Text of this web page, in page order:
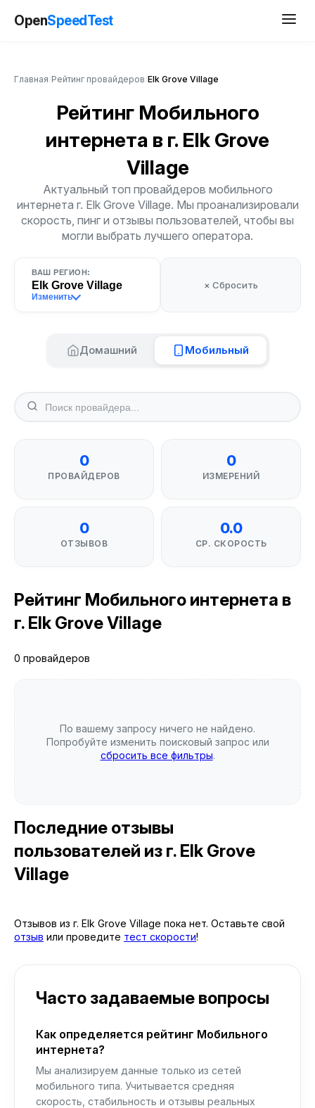
OpenSpeedTest
Главная Рейтинг провайдеров Elk Grove Village
Рейтинг Мобильного
интернета в г. Elk Grove
Village
Актуальный топ провайдеров мобильного
интернета г. Elk Grove Village. Мы проанализировали
скорость, пинг и отзывы пользователей, чтобы вы
могли выбрать лучшего оператора.
ВАШ РЕГИОН:
Elk Grove Village
Изменить
× Сбросить
Домашний Мобильный
0
ПРОВАЙДЕРОВ
0
ИЗМЕРЕНИЙ
0
ОТЗЫВОВ
0.0
СР. СКОРОСТЬ
Рейтинг Мобильного интернета в
г. Elk Grove Village
0 провайдеров
По вашему запросу ничего не найдено.
Попробуйте изменить поисковый запрос или
сбросить все фильтры.
Последние отзывы
пользователей из г. Elk Grove
Village
Отзывов из г. Elk Grove Village пока нет. Оставьте свой
отзыв или проведите тест скорости!
Часто задаваемые вопросы
Как определяется рейтинг Мобильного
интернета?
Мы анализируем данные только из сетей
мобильного типа. Учитывается средняя
скорость, стабильность и отзывы реальных